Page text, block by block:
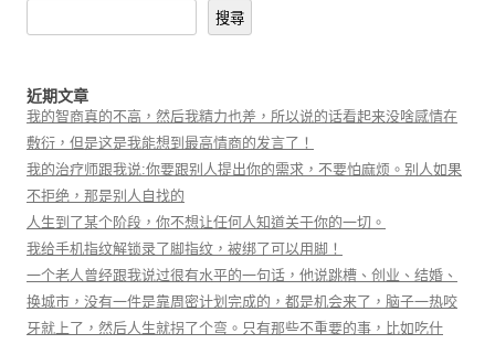
搜尋
近期文章
我的智商真的不高，然后我精力也差，所以说的话看起来没啥感情在
敷衍，但是这是我能想到最高情商的发言了！
我的治疗师跟我说:你要跟别人提出你的需求，不要怕麻烦。别人如果
不拒绝，那是别人自找的
人生到了某个阶段，你不想让任何人知道关于你的一切。
我给手机指纹解锁录了脚指纹，被绑了可以用脚！
一个老人曾经跟我说过很有水平的一句话，他说跳槽、创业、结婚、
换城市，没有一件是靠周密计划完成的，都是机会来了，脑子一热咬
牙就上了，然后人生就拐了个弯。只有那些不重要的事，比如吃什